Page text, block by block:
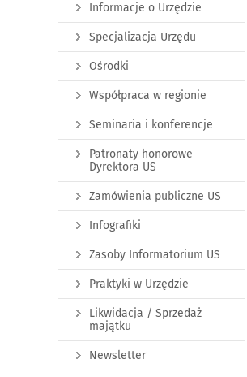
Informacje o Urzędzie
Specjalizacja Urzędu
Ośrodki
Współpraca w regionie
Seminaria i konferencje
Patronaty honorowe
Dyrektora US
Zamówienia publiczne US
Infografiki
Zasoby Informatorium US
Praktyki w Urzędzie
Likwidacja / Sprzedaż
majątku
Newsletter